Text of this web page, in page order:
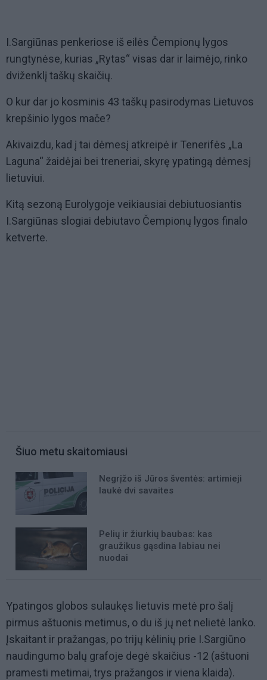
I.Sargiūnas penkeriose iš eilės Čempionų lygos
rungtynėse, kurias „Rytas“ visas dar ir laimėjo, rinko
dviženklį taškų skaičių.
O kur dar jo kosminis 43 taškų pasirodymas Lietuvos
krepšinio lygos mače?
Akivaizdu, kad į tai dėmesį atkreipė ir Tenerifės „La
Laguna“ žaidėjai bei treneriai, skyrę ypatingą dėmesį
lietuviui.
Kitą sezoną Eurolygoje veikiausiai debiutuosiantis
I.Sargiūnas slogiai debiutavo Čempionų lygos finalo
ketverte.
Šiuo metu skaitomiausi
Negrįžo iš Jūros šventės: artimieji
laukė dvi savaites
Pelių ir žiurkių baubas: kas
graužikus gąsdina labiau nei
nuodai
Ypatingos globos sulaukęs lietuvis metė pro šalį
pirmus aštuonis metimus, o du iš jų net nelietė lanko.
Įskaitant ir pražangas, po trijų kėlinių prie I.Sargiūno
naudingumo balų grafoje degė skaičius -12 (aštuoni
pramesti metimai, trys pražangos ir viena klaida).